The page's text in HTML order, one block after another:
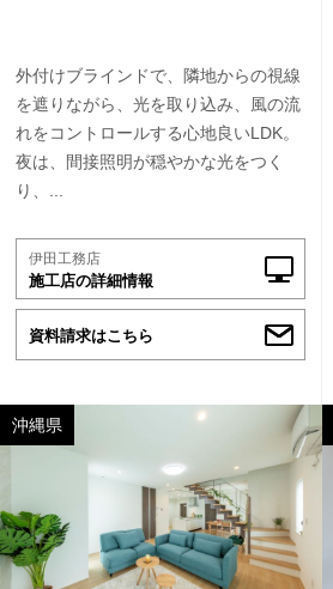
外付けブラインドで、隣地からの視線
を遮りながら、光を取り込み、風の流
れをコントロールする心地良いLDK。
夜は、間接照明が穏やかな光をつく
り、...
伊田工務店
施工店の詳細情報
資料請求はこちら
沖縄県